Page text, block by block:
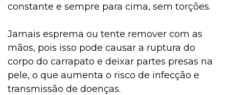
constante e sempre para cima, sem torções.
Jamais esprema ou tente remover com as
mãos, pois isso pode causar a ruptura do
corpo do carrapato e deixar partes presas na
pele, o que aumenta o risco de infecção e
transmissão de doenças.